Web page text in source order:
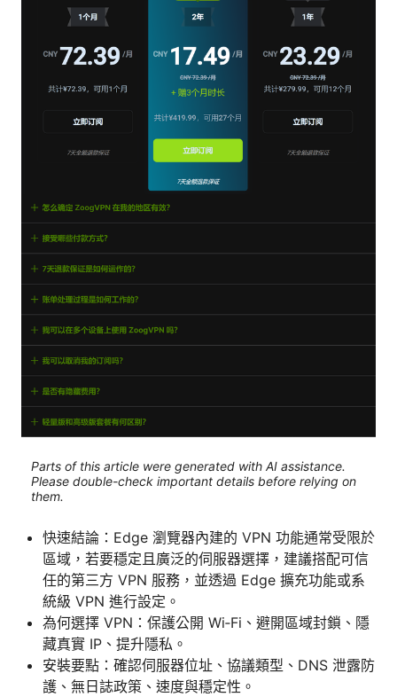
Parts of this article were generated with AI assistance.
Please double-check important details before relying on
them.
快速結論：Edge 瀏覽器內建的 VPN 功能通常受限於
區域，若要穩定且廣泛的伺服器選擇，建議搭配可信
任的第三方 VPN 服務，並透過 Edge 擴充功能或系
統級 VPN 進行設定。
為何選擇 VPN：保護公開 Wi‑Fi、避開區域封鎖、隱
藏真實 IP、提升隱私。
安裝要點：確認伺服器位址、協議類型、DNS 泄露防
護、無日誌政策、速度與穩定性。